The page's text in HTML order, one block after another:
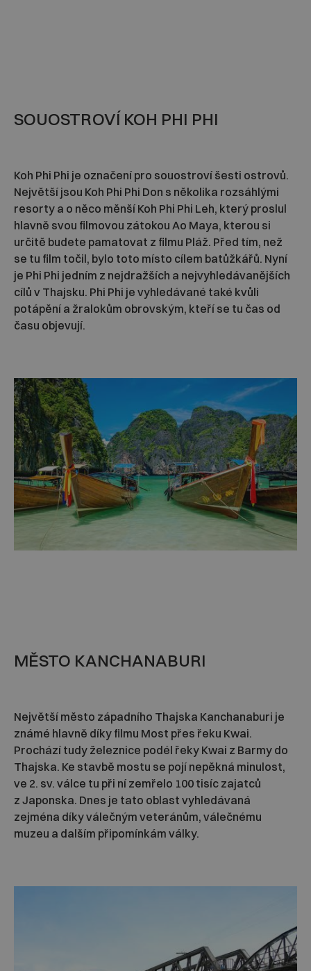
SOUOSTROVÍ KOH PHI PHI
Koh Phi Phi je označení pro souostroví šesti ostrovů.
Největší jsou Koh Phi Phi Don s několika rozsáhlými
resorty a o něco měnší Koh Phi Phi Leh, který proslul
hlavně svou filmovou zátokou Ao Maya, kterou si
určitě budete pamatovat z filmu Pláž. Před tím, než
se tu film točil, bylo toto místo cílem batůžkářů. Nyní
je Phi Phi jedním z nejdražších a nejvyhledávanějších
cílů v Thajsku. Phi Phi je vyhledávané také kvůli
potápění a žralokům obrovským, kteří se tu čas od
času objevují.
MĚSTO KANCHANABURI
Největší město západního Thajska Kanchanaburi je
známé hlavně díky filmu Most přes řeku Kwai.
Prochází tudy železnice podél řeky Kwai z Barmy do
Thajska. Ke stavbě mostu se pojí nepěkná minulost,
ve 2. sv. válce tu při ní zemřelo 100 tisíc zajatců
z Japonska. Dnes je tato oblast vyhledávaná
zejména díky válečným veteránům, válečnému
muzeu a dalším připomínkám války.